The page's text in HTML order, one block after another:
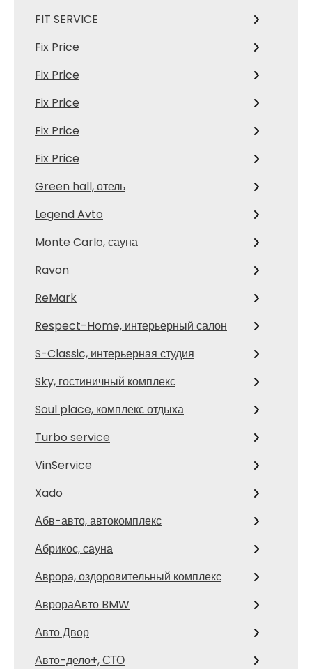
FIT SERVICE
Fix Price
Fix Price
Fix Price
Fix Price
Fix Price
Green hall, отель
Legend Avto
Monte Carlo, сауна
Ravon
ReMark
Respect-Home, интерьерный салон
S-Classic, интерьерная студия
Sky, гостиничный комплекс
Soul place, комплекс отдыха
Turbo service
VinService
Xado
Абв-авто, автокомплекс
Абрикос, сауна
Аврора, оздоровительный комплекс
АврораАвто BMW
Авто Двор
Авто-дело+, СТО